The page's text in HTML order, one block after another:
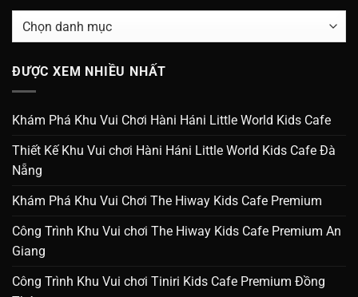
Danh
ĐƯỢC XEM NHIỀU NHẤT
Khám Phá Khu Vui Chơi Hàni Háni Little World Kids Cafe
Thiết Kế Khu Vui chơi Hàni Háni Little World Kids Cafe Đà
Nẵng
Khám Phá Khu Vui Chơi The Hiway Kids Cafe Premium
Công Trình Khu Vui chơi The Hiway Kids Cafe Premium An
Giang
Công Trình Khu Vui chơi Tiniri Kids Cafe Premium Đồng